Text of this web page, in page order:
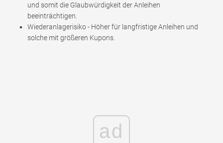
und somit die Glaubwürdigkeit der Anleihen
beeinträchtigen.
Wiederanlagerisiko - Höher für langfristige Anleihen und
solche mit größeren Kupons.
ad